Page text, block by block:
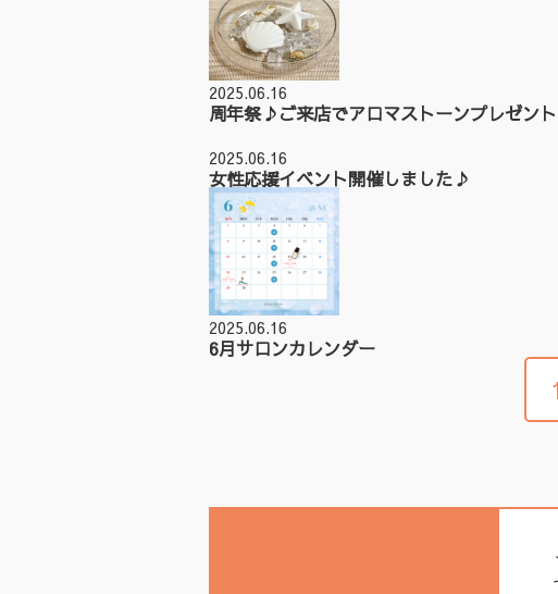
2025.06.16
周年祭♪ご来店でアロマストーンプレゼント
2025.06.16
女性応援イベント開催しました♪
2025.06.16
6月サロンカレンダー
1